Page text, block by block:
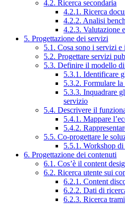
4.2. Ricerca secondaria
4.2.1. Ricerca
4.2.2. Analisi
4.2.3. Valutazione
5. Progettazione dei servizi
5.1. Cosa sono i servizi e
5.2. Progettare servizi
5.3. Definire il modello
5.3.1. Identificare
5.3.2. Formulare
5.3.3. Inquadrare
servizio
5.4. Descrivere il
5.4.1. Mappare
5.4.2.
5.5. Co-progettare le
5.5.1. Workshop
6. Progettazione dei contenuti
6.1. Cos’è il content
6.2. Ricerca utente sui
6.2.1. Content
6.2.2. Dati di
6.2.3. Ricerca